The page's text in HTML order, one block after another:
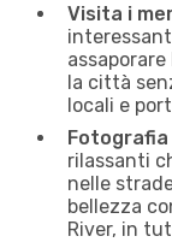
Visita i
la città
locali e
rilassanti
nelle
bellezza
River, in